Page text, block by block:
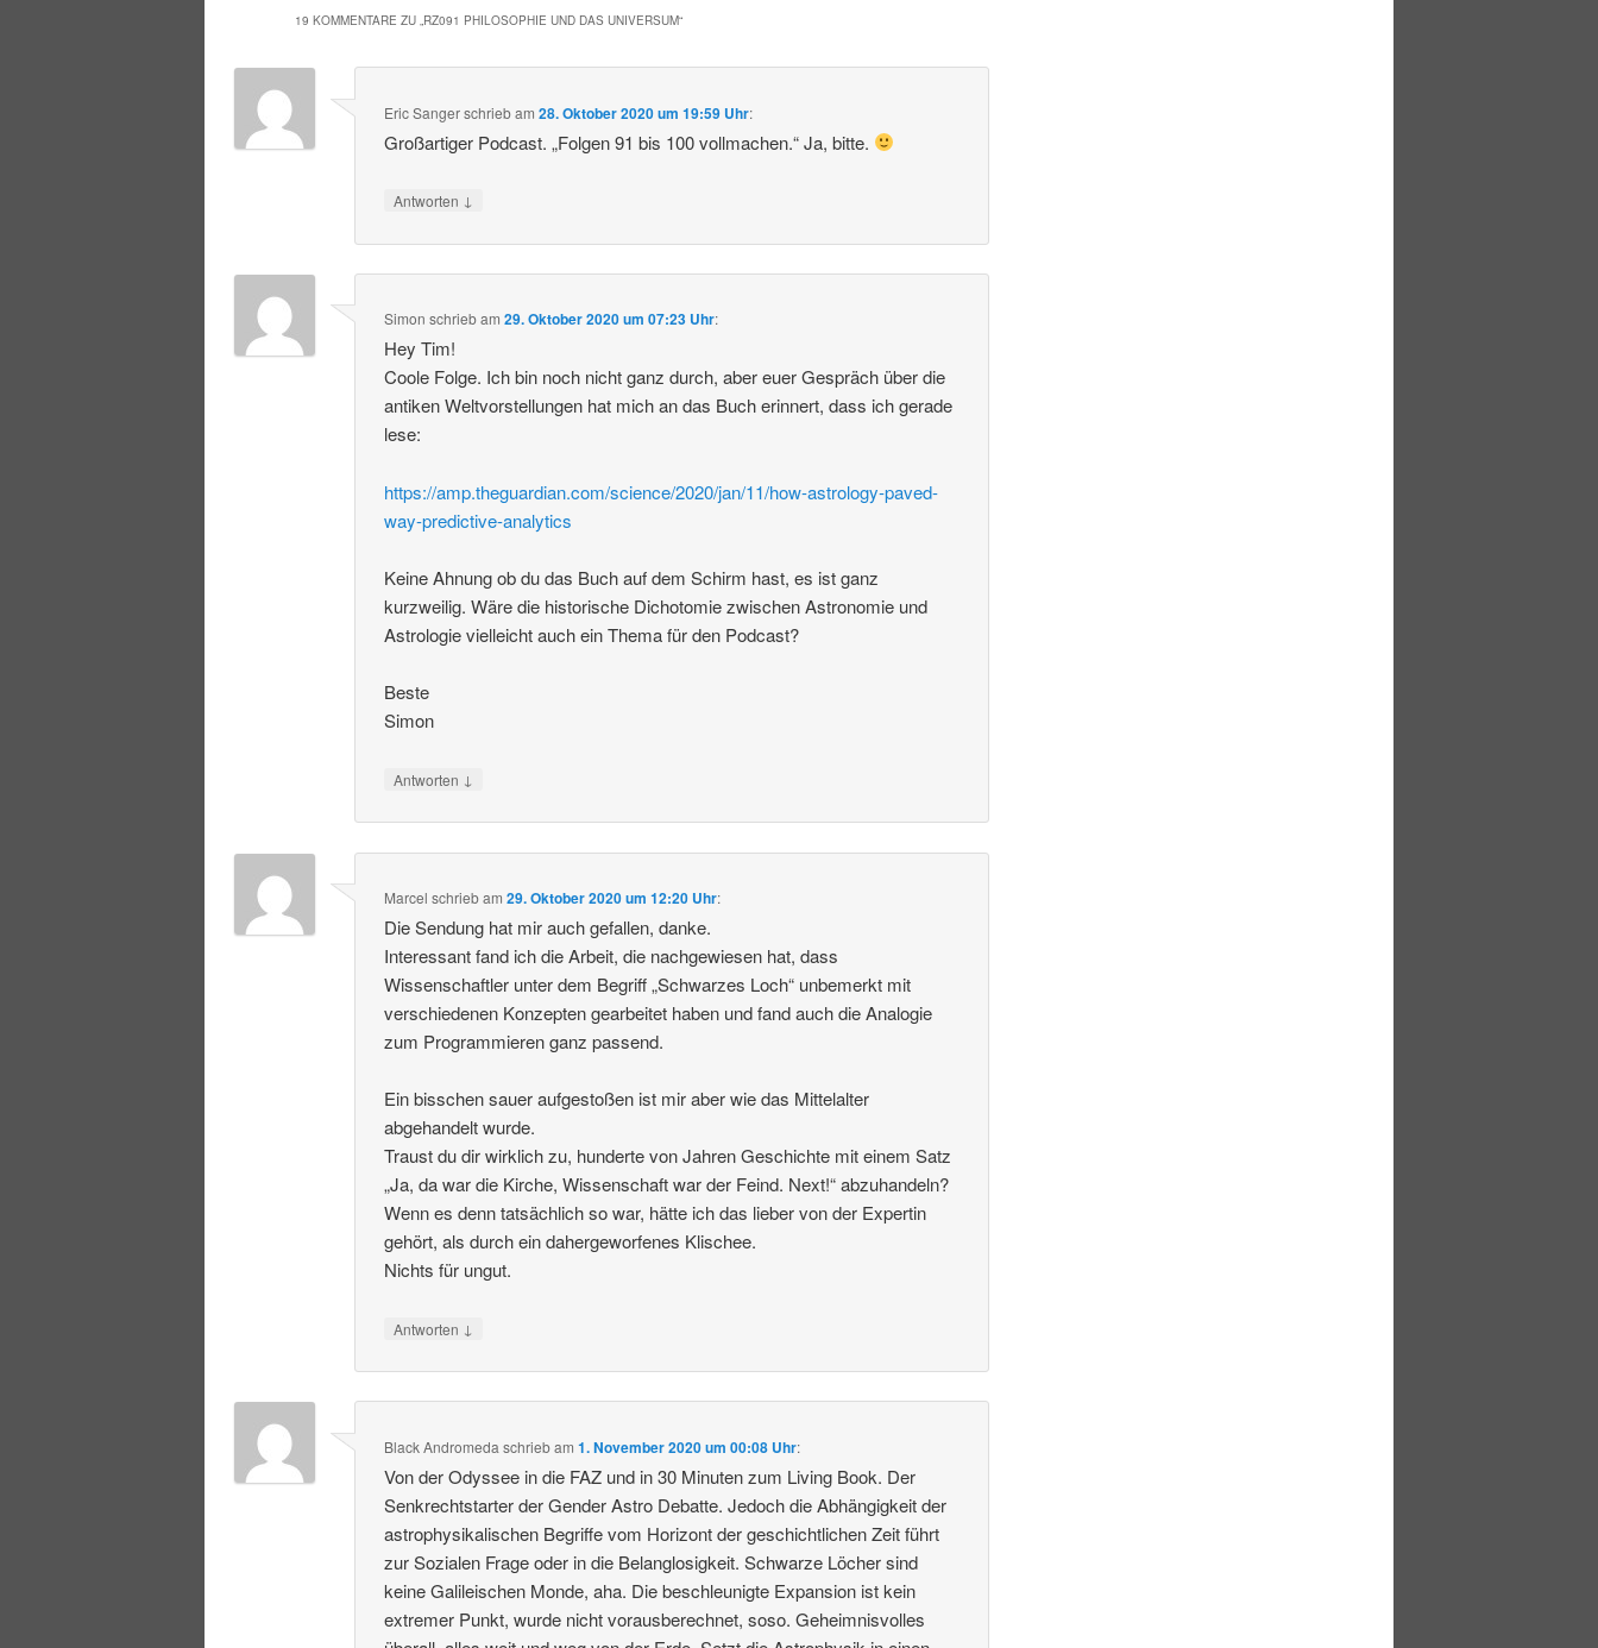
19 KOMMENTARE ZU „RZ091 PHILOSOPHIE UND DAS UNIVERSUM“
Eric Sangerschriebam28. Oktober 2020 um 19:59 Uhr:
Großartiger Podcast. „Folgen 91 bis 100 vollmachen.“ Ja, bitte.
Antworten ↓
Simon schriebam29. Oktober 2020 um 07:23 Uhr:
Hey Tim!
Coole Folge. Ich bin noch nicht ganz durch, aber euer Gespräch über die
antiken Weltvorstellungen hat mich an das Buch erinnert, dass ich gerade
lese:
https://amp.theguardian.com/science/2020/jan/11/how-astrology-paved-
way-predictive-analytics
Keine Ahnung ob du das Buch auf dem Schirm hast, es ist ganz
kurzweilig. Wäre die historische Dichotomie zwischen Astronomie und
Astrologie vielleicht auch ein Thema für den Podcast?
Beste
Simon
Antworten ↓
Marcel schriebam29. Oktober 2020 um 12:20 Uhr:
Die Sendung hat mir auch gefallen, danke.
Interessant fand ich die Arbeit, die nachgewiesen hat, dass
Wissenschaftler unter dem Begriff „Schwarzes Loch“ unbemerkt mit
verschiedenen Konzepten gearbeitet haben und fand auch die Analogie
zum Programmieren ganz passend.
Ein bisschen sauer aufgestoßen ist mir aber wie das Mittelalter
abgehandelt wurde.
Traust du dir wirklich zu, hunderte von Jahren Geschichte mit einem Satz
„Ja, da war die Kirche, Wissenschaft war der Feind. Next!“ abzuhandeln?
Wenn es denn tatsächlich so war, hätte ich das lieber von der Expertin
gehört, als durch ein dahergeworfenes Klischee.
Nichts für ungut.
Antworten ↓
Black Andromeda schriebam1. November 2020 um 00:08 Uhr:
Von der Odyssee in die FAZ und in 30 Minuten zum Living Book. Der
Senkrechtstarter der Gender Astro Debatte. Jedoch die Abhängigkeit der
astrophysikalischen Begriffe vom Horizont der geschichtlichen Zeit führt
zur Sozialen Frage oder in die Belanglosigkeit. Schwarze Löcher sind
keine Galileischen Monde, aha. Die beschleunigte Expansion ist kein
extremer Punkt, wurde nicht vorausberechnet, soso. Geheimnisvolles